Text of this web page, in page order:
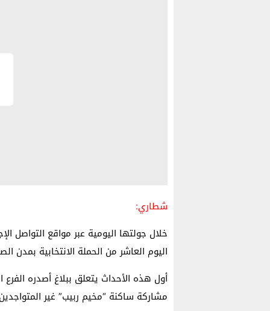
شطاري:
خلال جولتها اليومية عبر مواقع
اليوم العاشر من الحملة الانتخابية بمدن
أول هذه الأحداث يتعلق ببلاغ أصدره الفرع
مشاركة ساكنة “مخيم ربيب” غير